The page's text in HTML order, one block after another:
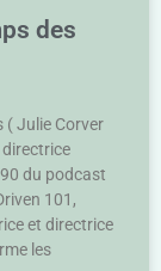
des
( Julie Corver
90 du podcast
101,
et directrice
les